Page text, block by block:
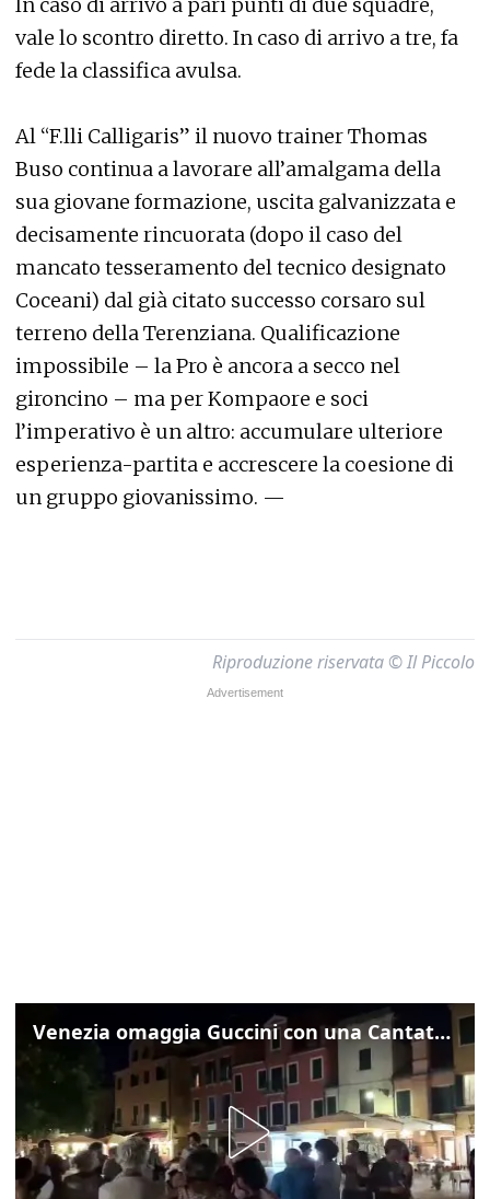
vale lo scontro diretto. In caso di arrivo a tre, fa
fede la classifica avulsa.
Al “F.lli Calligaris” il nuovo trainer Thomas
Buso continua a lavorare all’amalgama della
sua giovane formazione, uscita galvanizzata e
decisamente rincuorata (dopo il caso del
mancato tesseramento del tecnico designato
Coceani) dal già citato successo corsaro sul
terreno della Terenziana. Qualificazione
impossibile – la Pro è ancora a secco nel
gironcino – ma per Kompaore e soci
l’imperativo è un altro: accumulare ulteriore
esperienza-partita e accrescere la coesione di
un gruppo giovanissimo. —
Riproduzione riservata © Il Piccolo
Venezia omaggia Guccini con una Cantata Anarchica in campo Santa Margherita